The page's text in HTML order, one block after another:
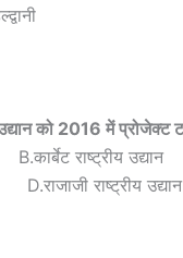
को 2016 में प्रोजेक्ट
राष्ट्रीय उद्यान
राष्ट्रीय उद्यान